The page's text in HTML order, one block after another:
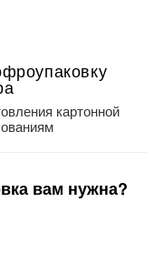
картонной
вам нужна?